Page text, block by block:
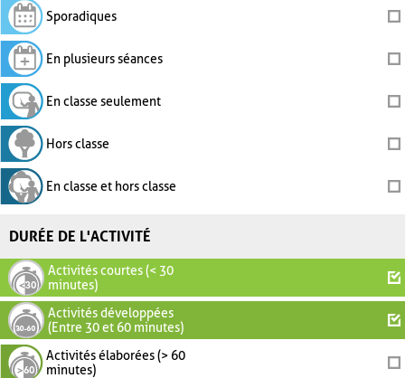
Sporadiques
En plusieurs séances
En classe seulement
Hors classe
En classe et hors classe
DURÉE DE L'ACTIVITÉ
Activités courtes (< 30
minutes)
Activités développées
(Entre 30 et 60 minutes)
Activités élaborées (> 60
minutes)